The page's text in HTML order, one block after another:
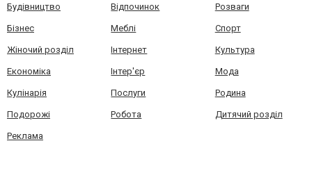
Будівництво Відпочинок Розваги
Бізнес Меблі Спорт
Жіночий розділ Інтернет Культура
Економіка Інтер'єр Мода
Кулінарія Послуги Родина
Подорожі Робота Дитячий розділ
Реклама